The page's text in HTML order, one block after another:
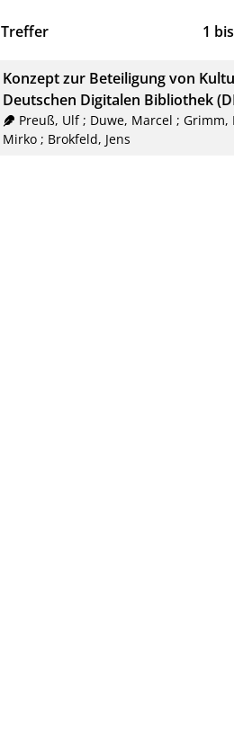
Treffer 1 bis
Konzept zur Beteiligung von
Deutschen Digitalen Bibliothek
Preuß, Ulf; Duwe, Marcel ; Grimm,
Mirko; Brokfeld, Jens